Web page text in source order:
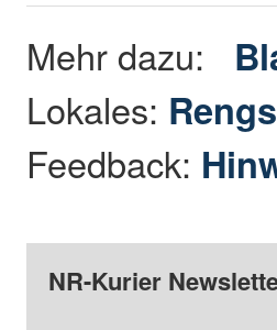
Mehr dazu:
Lokales:
Feedback:
NR-Kurier